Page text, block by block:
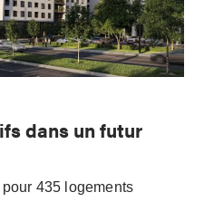
dans un futur
435 logements